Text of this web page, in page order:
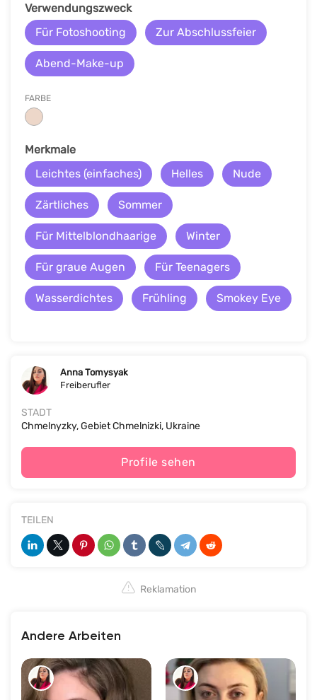
Verwendungszweck
Für Fotoshooting
Zur Abschlussfeier
Abend-Make-up
FARBE
Merkmale
Leichtes (einfaches)
Helles Nude
Zärtliches Sommer
Für Mittelblondhaarige Winter
Für graue Augen Für Teenagers
Wasserdichtes Frühling Smokey Eye
Anna Tomysyak
Freiberufler
STADT
Chmelnyzky, Gebiet Chmelnizki, Ukraine
Profile sehen
TEILEN
Reklamation
Andere Arbeiten